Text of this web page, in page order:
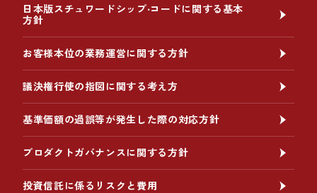
日本版スチュワードシップ‧コードに関する基本
方針
お客様本位の業務運営に関する方針
議決権行使の指図に関する考え方
基準価額の過誤等が発生した際の対応方針
プロダクトガバナンスに関する方針
投資信託に係るリスクと費用